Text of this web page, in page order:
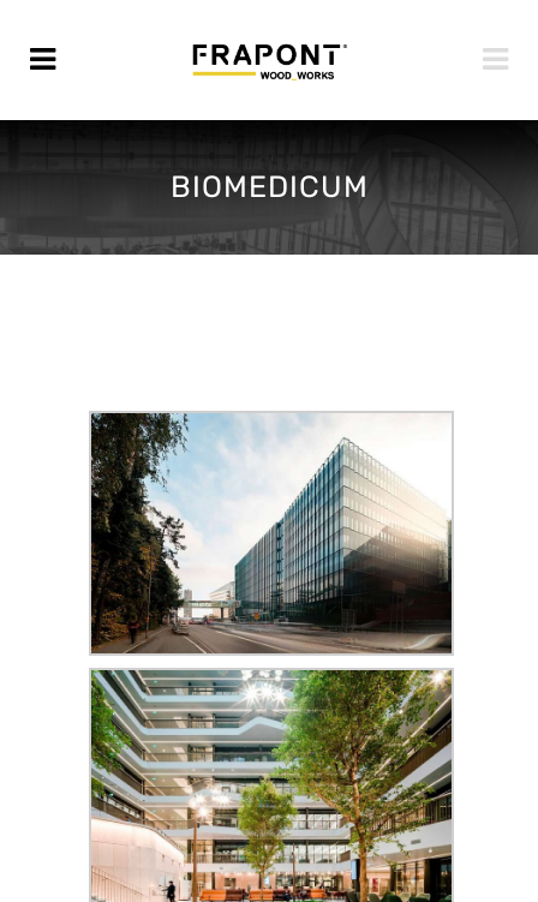
BIOMEDICUM